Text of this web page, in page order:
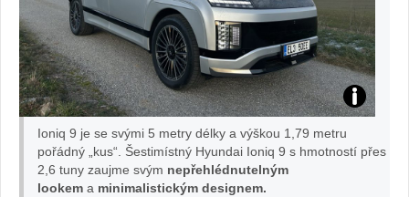
Test
IONIQ
Ioniq 9 je se svými 5 metry délky a výškou 1,79 metru
pořádný „kus“. Šestimístný Hyundai Ioniq 9 s hmotností přes
2,6 tuny zaujme svým nepřehlédnutelným
lookem a minimalistickým designem.